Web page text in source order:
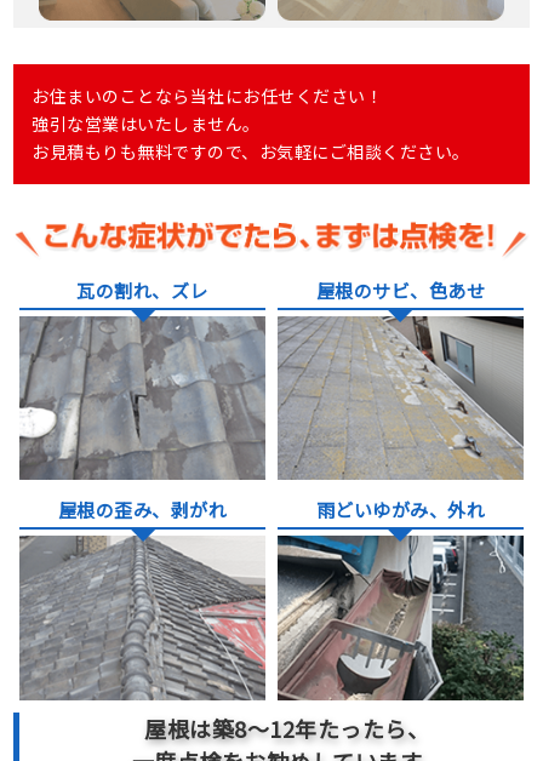
お住まいのことなら当社にお任せください！
強引な営業はいたしません。
お見積もりも無料ですので、お気軽にご相談ください。
瓦の割れ、ズレ 屋根のサビ、色あせ
屋根の歪み、剥がれ 雨どいゆがみ、外れ
屋根は築8～12年たったら、